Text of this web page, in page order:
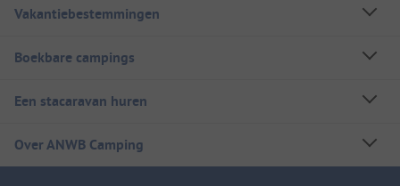
Vakantiebestemmingen
Boekbare campings
Een stacaravan huren
Over ANWB Camping